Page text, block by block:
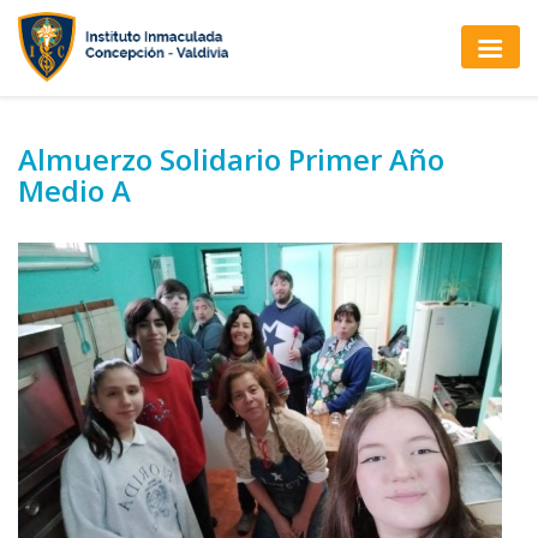
Almuerzo Solidario Primer Año
Medio A